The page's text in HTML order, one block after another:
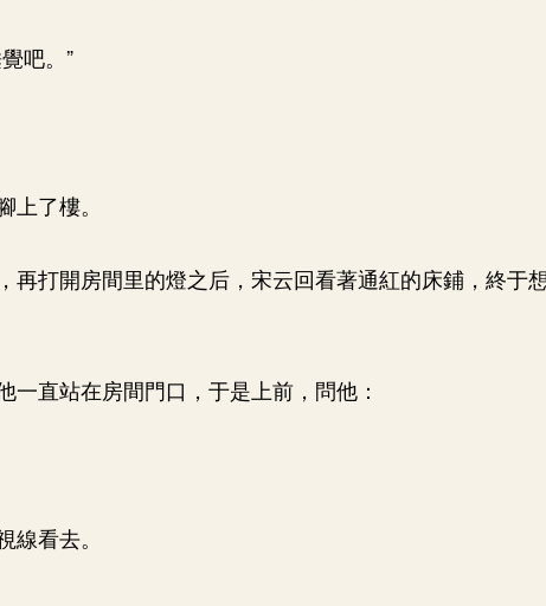
吧。”
上了樓。
再打開房間里的燈之后，宋云回看著通紅的床鋪，終于
一直站在房間門口，于是上前，問他：
線看去。